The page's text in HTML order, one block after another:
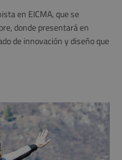
en EICMA, que se
donde presentará en
de innovación y diseño que